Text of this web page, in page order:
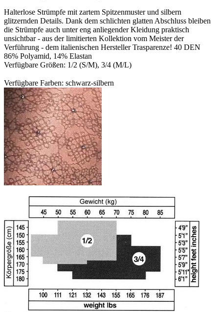
Halterlose Strümpfe mit zartem Spitzenmuster und silbern
glitzernden Details. Dank dem schlichten glatten Abschluss bleiben
die Strümpfe auch unter eng anliegender Kleidung praktisch
unsichtbar - aus der limitierten Kollektion vom Meister der
Verführung - dem italienischen Hersteller Trasparenze! 40 DEN
86% Polyamid, 14% Elastan
Verfügbare Größen: 1/2 (S/M), 3/4 (M/L)
Verfügbare Farben: schwarz-silbern